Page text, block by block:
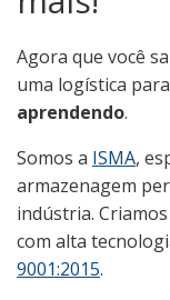
Agora que você
uma logística
aprendendo.
Somos a ISMA,
armazenagem
indústria.
com alta
9001:2015.